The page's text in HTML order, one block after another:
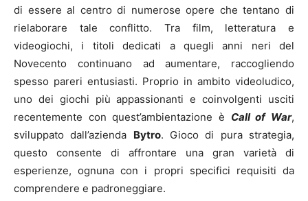
di essere al centro di numerose opere che tentano di
rielaborare tale conflitto. Tra film, letteratura e
videogiochi, i titoli dedicati a quegli anni neri del
Novecento continuano ad aumentare, raccogliendo
spesso pareri entusiasti. Proprio in ambito videoludico,
uno dei giochi più appassionanti e coinvolgenti usciti
recentemente con quest’ambientazione è Call of War,
sviluppato dall’azienda Bytro. Gioco di pura strategia,
questo consente di affrontare una gran varietà di
esperienze, ognuna con i propri specifici requisiti da
comprendere e padroneggiare.